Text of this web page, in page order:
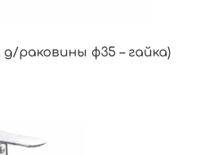
д/раковины ф35 – гайка)